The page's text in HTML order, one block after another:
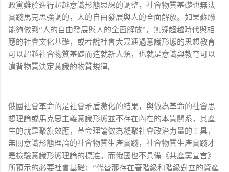
政黨難於進行超越意識形態思想的調整，社會物質基礎也無法
實踐馬克思強調的，人的自由發展與人的全面解放。如果蘇聯
能夠做到“人的自由發展與人的全面解放”，無疑超越時代與相
應的社會文化基礎，或者說社會大眾通過意識形態的思想教育
可以超越社會物質基礎而造就新人類，也就是意識與教育可以
違背物質決定意識的物質規律。
俄國社會革命的是社會矛盾激化的結果，與做為革命的社會思
想理論或馬克思主義意識形態並不存在內在的本質關系，其產
生的就是聚旗效應，革命理論做為凝聚社會政治力量的工具，
無關意識形態理論的社會物質生產實踐，社會物質生產實踐才
是檢驗意識形態理論的標准。而俄國也不具備《共產黨宣言》
所預示的必要社會基礎：“代替那存在著階級和階級對立的資產